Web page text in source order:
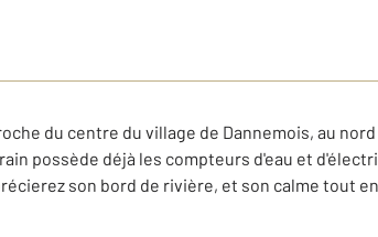
du centre du village de Dannemois, au nord
possède déjà les compteurs d'eau et
son bord de rivière, et son calme tout